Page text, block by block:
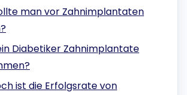
man vor Zahnimplantaten
Diabetiker Zahnimplantate
ist die Erfolgsrate von